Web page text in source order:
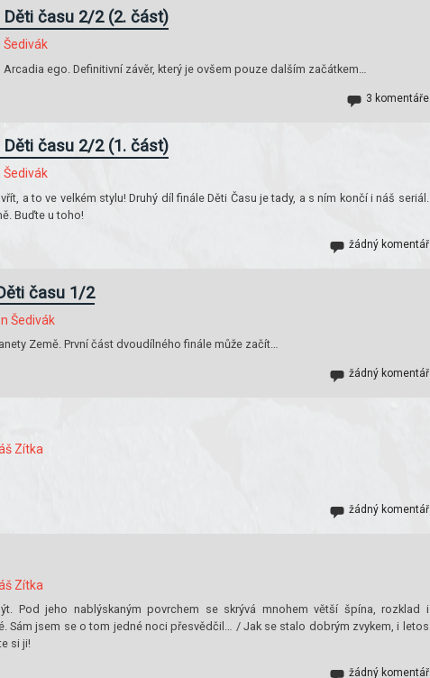
Děti času 2/2 (2. část)
Šedivák
ego. Definitivní závěr, který je ovšem pouze dalším začátkem…
3 komentáře
Děti času 2/2 (1. část)
Šedivák
a to ve velkém stylu! Druhý díl finále Děti Času je tady, a s ním končí i náš seriál.
Buďte u toho!
žádný komentář
času 1/2
Šedivák
Země. První část dvoudílného finále může začít…
žádný komentář
Zítka
žádný komentář
Zítka
Pod jeho nablýskaným povrchem se skrývá mnohem větší špína, rozklad i
Sám jsem se o tom jedné noci přesvědčil… / Jak se stalo dobrým zvykem, i letos
si ji!
žádný komentář